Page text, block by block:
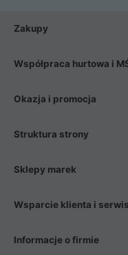
Zakupy
Współpraca hurtowa i
Okazja i promocja
Struktura strony
Sklepy marek
Wsparcie klienta i serwis
Informacje o firmie